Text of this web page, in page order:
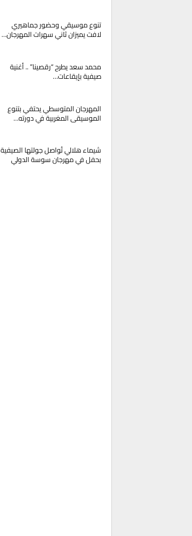
تنوع موسيقي وحضور جماهيري
لافت يميزان ثاني سهرات المهرجان…
محمد سعد يطرح “رقصينا” .. أغنية
صيفية بإيقاعات…
المهرجان المتوسطي يحتفي بتنوع
الموسيقى المغربية في دورته…
شيماء هلالي تُواصل جولتها الصيفية
بحفل في مهرجان سوسة الدولي